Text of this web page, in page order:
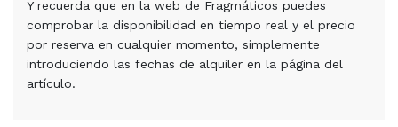
Y recuerda que en la web de Fragmáticos puedes
comprobar la disponibilidad en tiempo real y el precio
por reserva en cualquier momento, simplemente
introduciendo las fechas de alquiler en la página del
artículo.